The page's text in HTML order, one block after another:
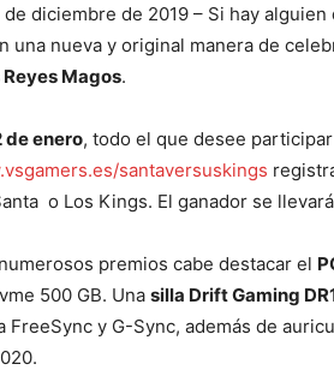
diciembre de 2019 – Si hay
una nueva y original manera de
Reyes Magos.
de enero, todo el que desee
santaversuskings
o Los Kings. El ganador se
premios cabe destacar el
500 GB. Una silla Drift Gaming
FreeSync y G-Sync, además de